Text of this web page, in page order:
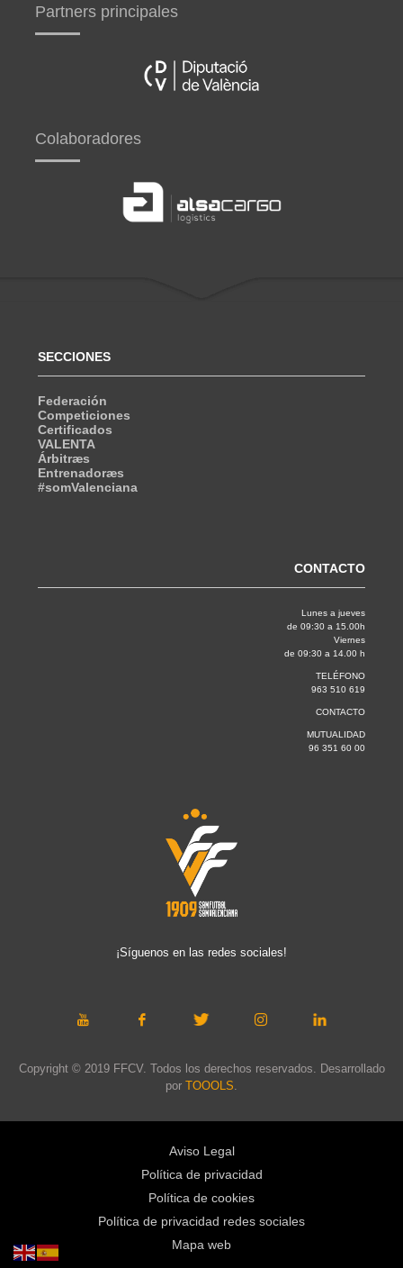
Partners principales
Colaboradores
SECCIONES
Federación
Competiciones
Certificados
VALENTA
Árbitræs
Entrenadoræs
#somValenciana
CONTACTO
Lunes a jueves
de 09:30 a 15.00h
Viernes
de 09:30 a 14.00 h
TELÉFONO
963 510 619
CONTACTO
MUTUALIDAD
96 351 60 00
¡Síguenos en las redes sociales!
Copyright © 2019 FFCV. Todos los derechos reservados. Desarrollado
por TOOOLS.
Aviso Legal
Política de privacidad
Política de cookies
Política de privacidad redes sociales
Mapa web